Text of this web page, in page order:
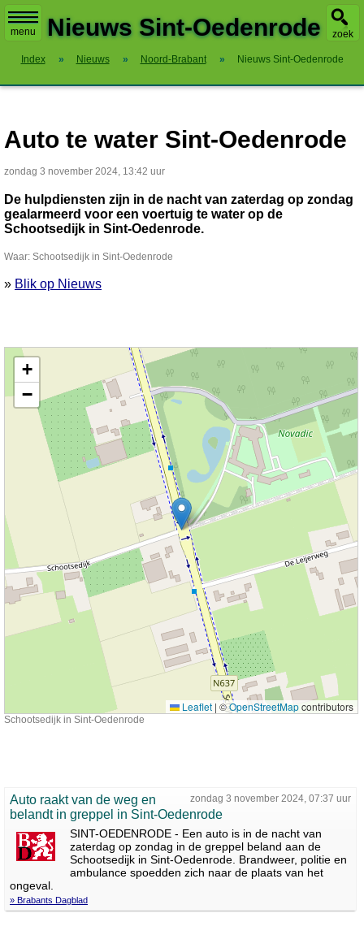
menu zoek
Nieuws Sint-Oedenrode
Index » Nieuws » Noord-Brabant » Nieuws Sint-Oedenrode
Auto te water Sint-Oedenrode
zondag 3 november 2024, 13:42 uur
De hulpdiensten zijn in de nacht van zaterdag op zondag
gealarmeerd voor een voertuig te water op de
Schootsedijk in Sint-Oedenrode.
Waar: Schootsedijk in Sint-Oedenrode
» Blik op Nieuws
Kaart nieuws Sint-Oedenrode. Locatie nieuws: 51.58560 / 5.45821 Schootsedijk
+
−
Leaflet | ©OpenStreetMapcontributors
Schootsedijk in Sint-Oedenrode
zondag 3 november 2024, 07:37 uur
Auto raakt van de weg en
belandt in greppel in Sint-Oedenrode
SINT-OEDENRODE - Een auto is in de nacht van
zaterdag op zondag in de greppel beland aan de
Schootsedijk in Sint-Oedenrode. Brandweer, politie en
ambulance spoedden zich naar de plaats van het
ongeval.
» Brabants Dagblad